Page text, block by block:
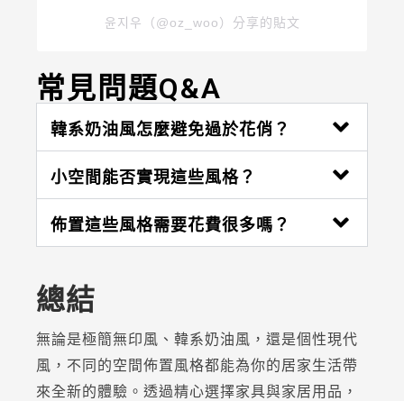
윤지우（@oz_woo）分享的貼文
常見問題Q&A
韓系奶油風怎麼避免過於花俏？
小空間能否實現這些風格？
佈置這些風格需要花費很多嗎？
總結
無論是極簡無印風、韓系奶油風，還是個性現代
風，不同的空間佈置風格都能為你的居家生活帶
來全新的體驗。透過精心選擇家具與家居用品，